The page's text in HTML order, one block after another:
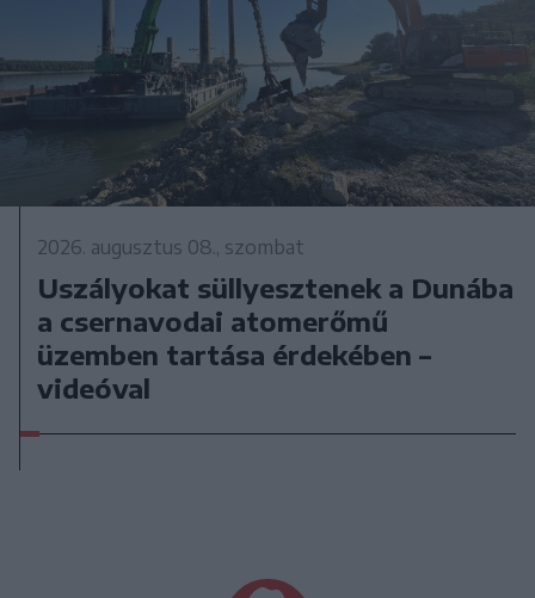
2026. augusztus 08., szombat
Uszályokat süllyesztenek a Dunába
a csernavodai atomerőmű
üzemben tartása érdekében –
videóval